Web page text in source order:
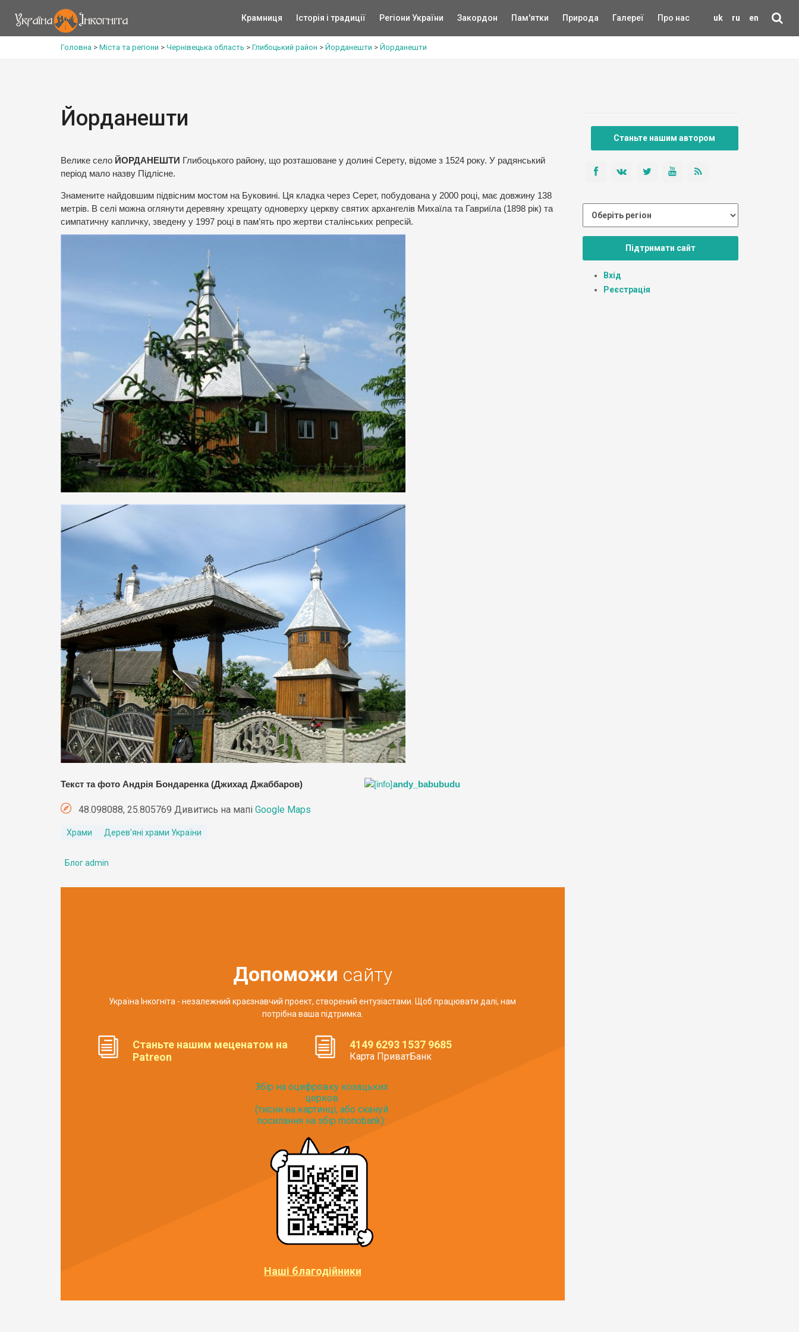
uk ru en
Крамниця Історія і традиції Регіони України Закордон Пам'ятки Природа Галереї Про нас
Головна > Міста та регіони > Чернівецька область > Глибоцький район > Йорданешти > Йорданешти
Йорданешти
Велике село ЙОРДАНЕШТИ Глибоцького району, що розташоване у долині Серету, відоме з 1524 року. У радянський
період мало назву Підлісне.
Знамените найдовшим підвісним мостом на Буковині. Ця кладка через Серет, побудована у 2000 році, має довжину 138
метрів. В селі можна оглянути деревяну хрещату одноверху церкву святих архангелів Михаїла та Гавриїла (1898 рік) та
симпатичну капличку, зведену у 1997 році в пам’ять про жертви сталінських репресій.
Текст та фото Андрія Бондаренка (Джихад Джаббаров) andy_babubudu
48.098088, 25.805769 Дивитись на мапі Google Maps
Храми Дерев'яні храми України
Блог admin
Допоможи сайту
Україна Інкогніта - незалежний краєзнавчий проект, створений ентузіастами. Щоб працювати далі, нам
потрібна ваша підтримка.
Станьте нашим меценатом на
Patreon
4149 6293 1537 9685
Карта ПриватБанк
Збір на оцифровку козацьких
церков
(тисни на картинці, або скануй
посилання на збір monobank):
Наші благодійники
Станьте нашим автором
Підтримати сайт
Вхід
Реєстрація